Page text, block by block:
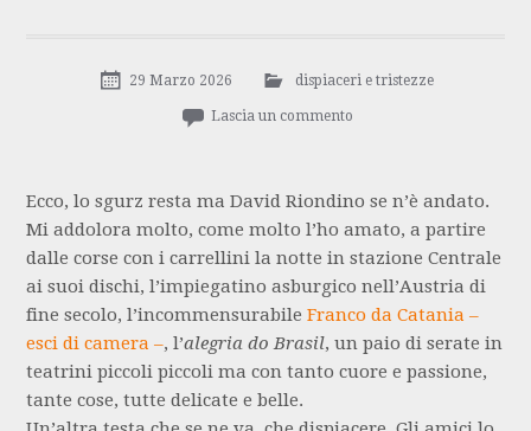
29 Marzo 2026 dispiaceri e tristezze
Lascia un commento
Ecco, lo sgurz resta ma David Riondino se n’è andato.
Mi addolora molto, come molto l’ho amato, a partire
dalle corse con i carrellini la notte in stazione Centrale
ai suoi dischi, l’impiegatino asburgico nell’Austria di
fine secolo, l’incommensurabileFranco da Catania –
esci di camera –, l’alegria do Brasil, un paio di serate in
teatrini piccoli piccoli ma con tanto cuore e passione,
tante cose, tutte delicate e belle.